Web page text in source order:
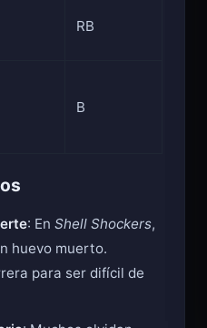
RB
B
: EnShell Shockers,
huevo muerto.
para ser difícil de